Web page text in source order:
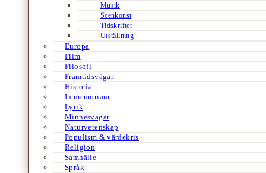
Musik
Scenkonst
Tidskrifter
Utställning
Europa
Film
Filosofi
Framtidsvägar
Historia
In memoriam
Lyrik
Minnesvägar
Naturvetenskap
Populism & värdekris
Religion
Samhälle
Språk